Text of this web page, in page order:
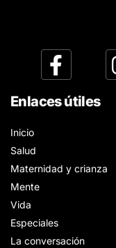
Enlaces útiles
Inicio
Salud
Maternidad y crianza
Mente
Vida
Especiales
La conversación